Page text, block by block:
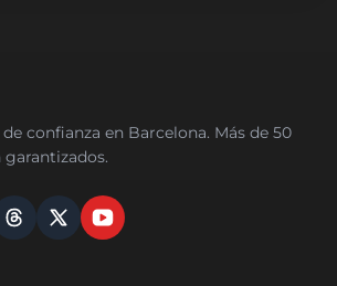
confianza en Barcelona. Más de 50